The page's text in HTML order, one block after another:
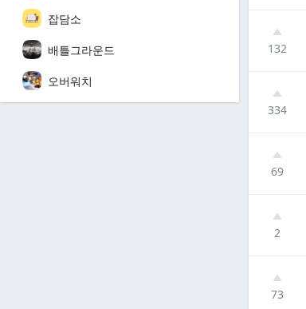
잡담소
배틀그라운드
오버워치
132
334
69
2
73